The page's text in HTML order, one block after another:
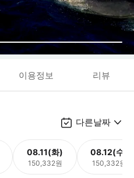
이용정보 리뷰
다른날짜
08.11(화)
150,332원
08.12(수)
150,332원